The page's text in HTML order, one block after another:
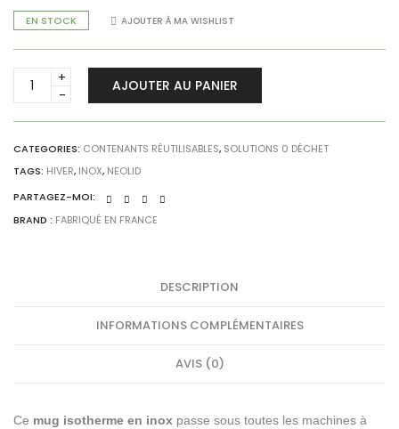
EN STOCK
Mug
300ml
noir
made
AJOUTER AU PANIER
AJOUTER À MA WISHLIST
CATEGORIES: CONTENANTS RÉUTILISABLES, SOLUTIONS 0 DÉCHET
TAGS: HIVER, INOX, NEOLID
PARTAGEZ-MOI:
BRAND : FABRIQUÉ EN FRANCE
DESCRIPTION
INFORMATIONS COMPLÉMENTAIRES
AVIS (0)
Ce mug isotherme en inox passe sous toutes les machines à